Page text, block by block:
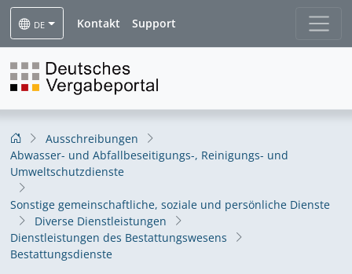
DE Kontakt Support
Ausschreibungen
Abwasser- und Abfallbeseitigungs-, Reinigungs- und
Umweltschutzdienste
Sonstige gemeinschaftliche, soziale und persönliche Dienste
Diverse Dienstleistungen
Dienstleistungen des Bestattungswesens
Bestattungsdienste